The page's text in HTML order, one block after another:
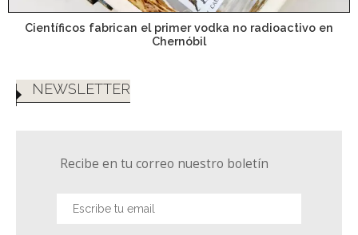
Científicos fabrican el primer vodka no radioactivo en
Chernóbil
NEWSLETTER
Recibe en tu correo nuestro boletín